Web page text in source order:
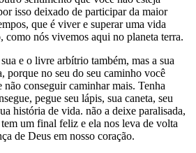
isso deixado de participar da maior
que é viver e superar uma vida
como nós vivemos aqui no planeta terra.
e o livre arbítrio também, mas a sua
porque no seu do seu caminho você
não conseguir caminhar mais. Tenha
pegue seu lápis, sua caneta, seu
história de vida. não a deixe paralisada,
um final feliz e ela nos leva de volta
de Deus em nosso coração.